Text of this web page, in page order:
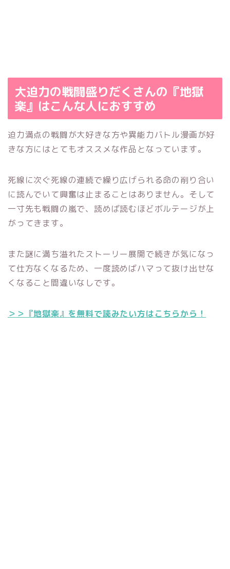
大迫力の戦闘盛りだくさんの『地獄
楽』はこんな人におすすめ
迫力満点の戦闘が大好きな方や異能力バトル漫画が好
きな方にはとてもオススメな作品となっています。
死線に次ぐ死線の連続で繰り広げられる命の削り合い
に読んでいて興奮は止まることはありません。そして
一寸先も戦闘の嵐で、読めば読むほどボルテージが上
がってきます。
また謎に満ち溢れたストーリー展開で続きが気になっ
て仕方なくなるため、一度読めばハマって抜け出せな
くなること間違いなしです。
＞＞『地獄楽』を無料で読みたい方はこちらから！